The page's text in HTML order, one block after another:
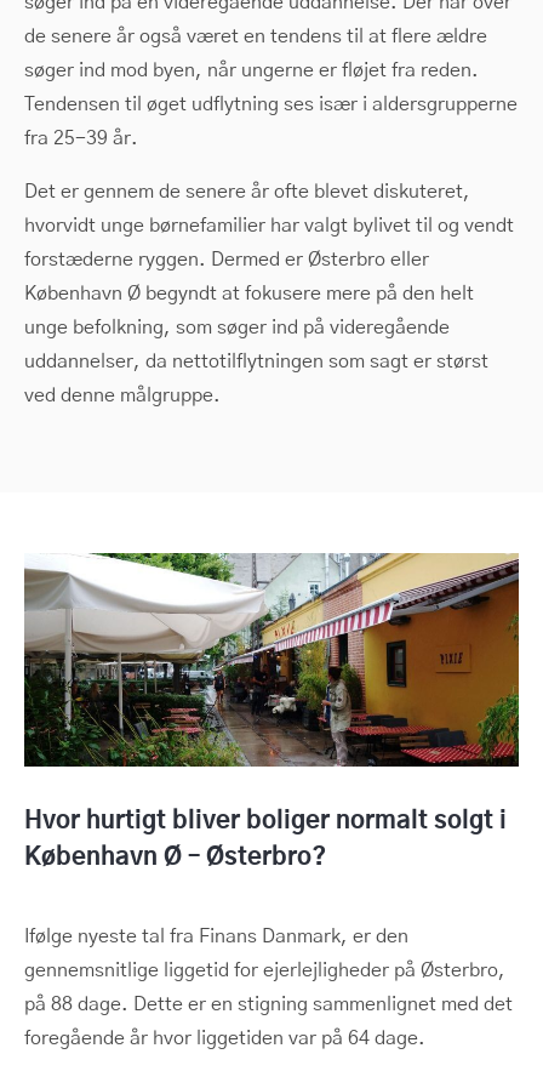
de senere år også været en tendens til at flere ældre
søger ind mod byen, når ungerne er fløjet fra reden.
Tendensen til øget udflytning ses især i aldersgrupperne
fra 25-39 år.
Det er gennem de senere år ofte blevet diskuteret,
hvorvidt unge børnefamilier har valgt bylivet til og vendt
forstæderne ryggen. Dermed er Østerbro eller
København Ø begyndt at fokusere mere på den helt
unge befolkning, som søger ind på videregående
uddannelser, da nettotilflytningen som sagt er størst
ved denne målgruppe.
Hvor hurtigt bliver boliger normalt solgt i
København Ø – Østerbro?
Ifølge nyeste tal fra Finans Danmark, er den
gennemsnitlige liggetid for ejerlejligheder på Østerbro,
på 88 dage. Dette er en stigning sammenlignet med det
foregående år hvor liggetiden var på 64 dage.